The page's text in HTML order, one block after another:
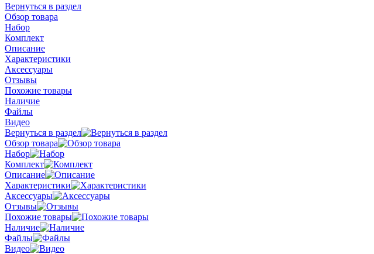
Вернуться в раздел
Обзор товара
Набор
Комплект
Описание
Характеристики
Аксессуары
Отзывы
Похожие товары
Наличие
Файлы
Видео
Вернуться в раздел
Обзор товара
Набор
Комплект
Описание
Характеристики
Аксессуары
Отзывы
Похожие товары
Наличие
Файлы
Видео